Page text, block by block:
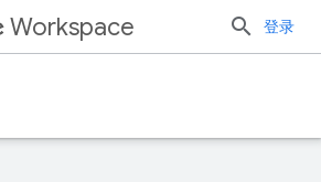
Workspace 登录